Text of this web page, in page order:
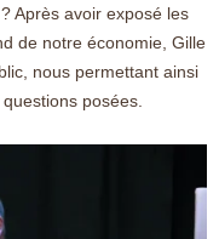
Après avoir exposé les
de notre économie, Gille
nous permettant ainsi
posées.